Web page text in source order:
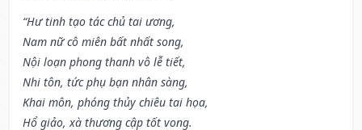
“Hư tinh tạo tác chủ tai ương,
Nam nữ cô miên bất nhất song,
Nội loạn phong thanh vô lễ tiết,
Nhi tôn, tức phụ bạn nhân sàng,
Khai môn, phóng thủy chiêu tai họa,
Hổ giảo, xà thương cập tốt vong.